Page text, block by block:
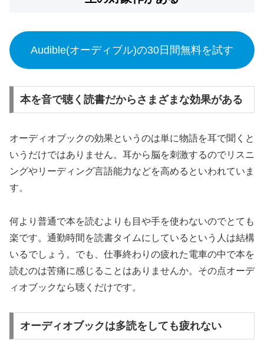
Audible(オーディブル)の30日間無料を試す
本を音で聴く読書だからさまざまな効果がある
オーディオブックの効果というのは単に物語を耳で聞くと
いうだけではありません。耳から脳を刺激するのでリスニ
ングやリーディング言語能力などを高めるといわれていま
す。
何より普通で本を読むよりも目や手を使わないのでとても
楽です。通勤時間を読書タイムにしているという人は結構
いるでしょう。でも、仕事終わりの疲れた電車の中で本を
読むのは苦痛に感じることはありませんか。その点オーデ
ィオブックなら聴くだけです。
オーディオブックは多読をしても疲れない